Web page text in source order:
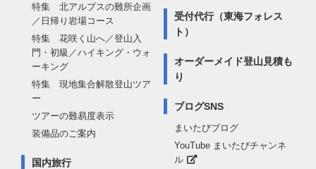
特集 北アルプスの難所企画
／日帰り岩場コース
特集 花咲く山へ／登山入
門・初級／ハイキング・ウォ
ーキング
特集 現地集合解散登山ツア
ー
ツアーの難易度表示
装備品のご案内
国内旅行
受付代行（東海フォレス
ト）
オーダーメイド登山見積も
り
ブログSNS
まいたびブログ
YouTube まいたびチャンネ
ル